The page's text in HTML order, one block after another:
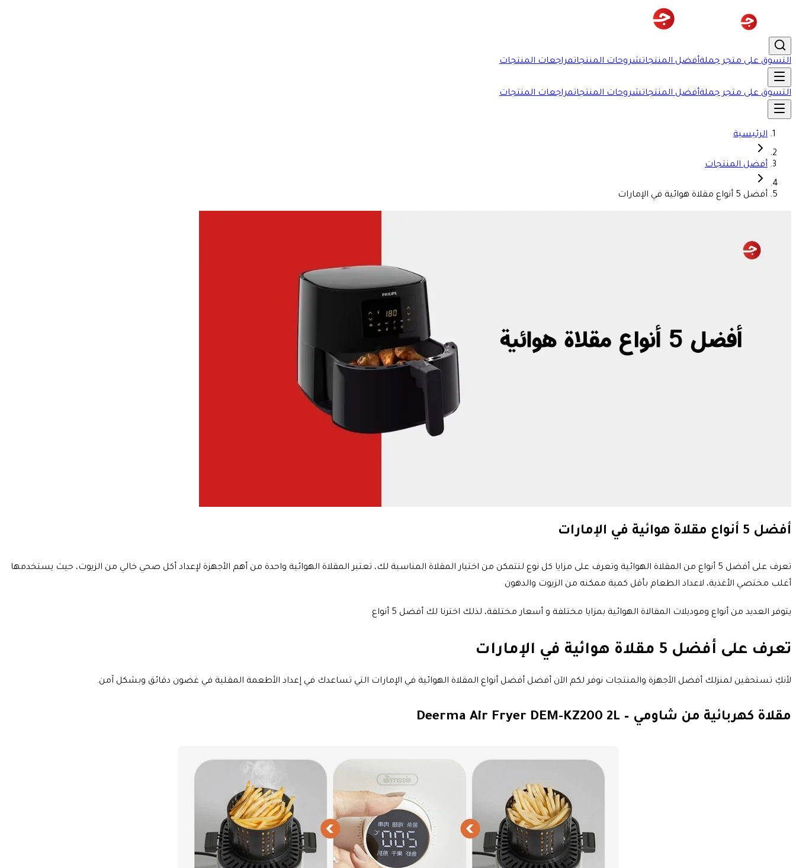
التسوق على متجر جملةأفضل المنتجاتشروحات المنتجاتمراجعات المنتجات
التسوق على متجر جملةأفضل المنتجاتشروحات المنتجاتمراجعات المنتجات
الرئيسية
أفضل المنتجات
أفضل 5 أنواع مقلاة هوائية في الإمارات
أفضل 5 أنواع مقلاة هوائية في الإمارات
تعرف على أفضل 5 أنواع من المقلاة الهوائية وتعرف على مزايا كل نوع لتتمكن من اختيار المقلاة المناسبة لك، تعتبر المقلاة الهوائية واحدة من أهم الأجهزة لإعداد أكل صحي خالي من الزيوت، حيث يستخدمها
أغلب مختصي الأغذية، لاعداد الطعام بأقل كمية ممكنه من الزيوت والدهون
يتوفر العديد من أنواع وموديلات المقالاة الهوائية بمزايا مختلفة و أسعار مختلفة، لذلك اخترنا لك أفضل 5 أنواع
تعرف على أفضل 5 مقلاة هوائية في الإمارات
لأنكِ تستحقين لمنزلك أفضل الأجهزة والمنتجات نوفر لكم الآن أفضل أفضل أنواع المقلاة الهوائية في الإمارات التي تساعدك في إعداد الأطعمة المقلية في غضون دقائق وبشكل آمن.
مقلاة كهربائية من شاومي – Deerma Air Fryer DEM-KZ200 2L